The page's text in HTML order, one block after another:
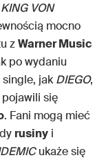
VON
mocno
zWarner Music
po wydaniu
single, jakDIEGO,
się
. Fani mogą mieć
rusiny i
ukaże się